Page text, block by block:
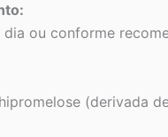
ou conforme
(derivada